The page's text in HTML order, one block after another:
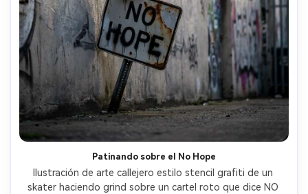
Patinando sobre el No Hope
Ilustración de arte callejero estilo stencil grafiti de un
skater haciendo grind sobre un cartel roto que dice NO